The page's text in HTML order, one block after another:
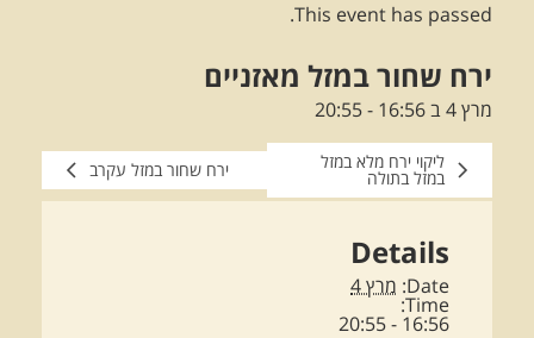
This event has passed.
ירח שחור במזל מאזניים
מרץ 4 ב 16:56 -
20:55
ליקוי ירח מלא במזל
במזל בתולה ירח שחור במזל עקרב
Details
Date: מרץ 4
Time:
16:56 - 20:55